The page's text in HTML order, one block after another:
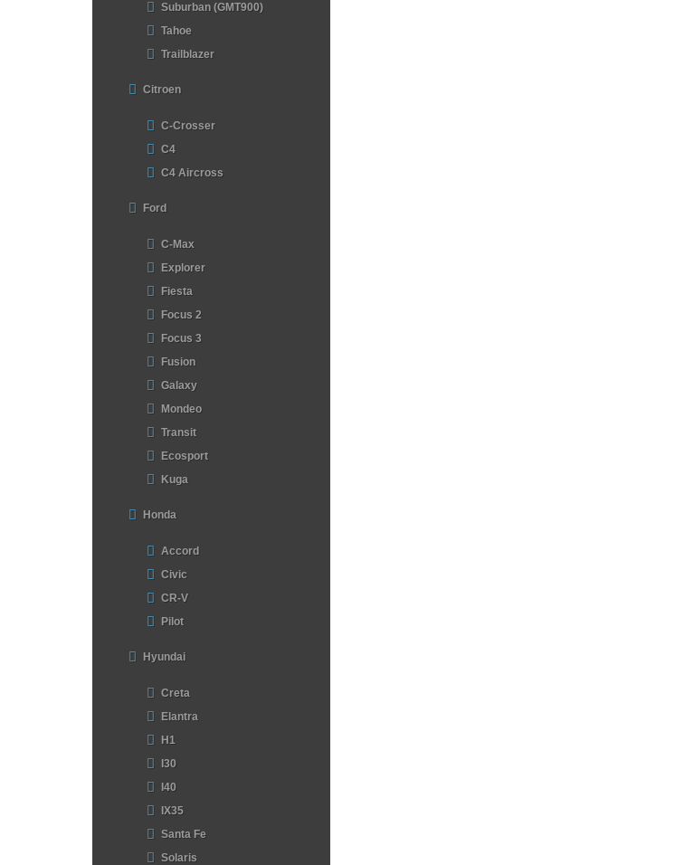
Suburban (GMT900)
Tahoe
Trailblazer
Citroen
C-Crosser
C4
C4 Aircross
Ford
C-Max
Explorer
Fiesta
Focus 2
Focus 3
Fusion
Galaxy
Mondeo
Transit
Ecosport
Kuga
Honda
Accord
Civic
CR-V
Pilot
Hyundai
Creta
Elantra
H1
I30
I40
IX35
Santa Fe
Solaris